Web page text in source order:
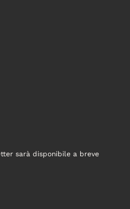
sarà disponibile a breve